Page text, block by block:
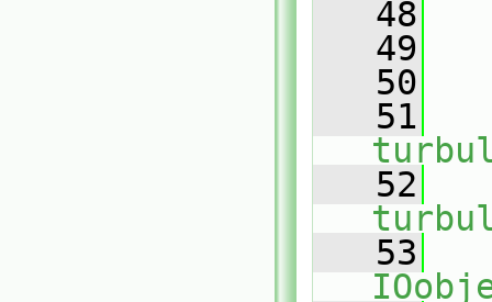
   48
   49
   50
   51
   52
   53